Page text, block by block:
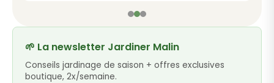
🌱 La newsletter Jardiner Malin
Conseils jardinage de saison + offres exclusives
boutique, 2x/semaine.